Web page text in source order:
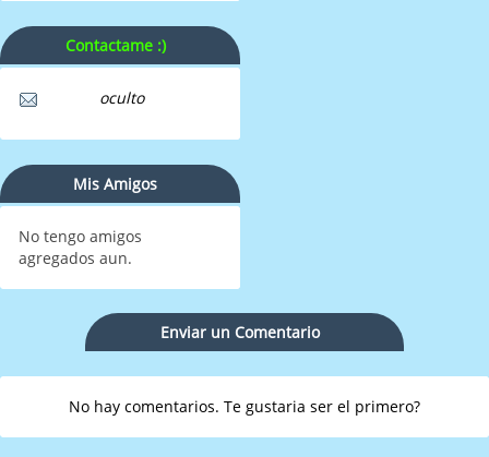
Contactame :)
oculto
Mis Amigos
No tengo amigos
agregados aun.
Enviar un Comentario
No hay comentarios. Te gustaria ser el primero?